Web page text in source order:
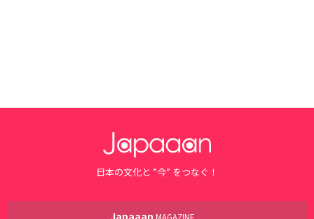
日本の文化と ”今” をつなぐ！
Japaaan